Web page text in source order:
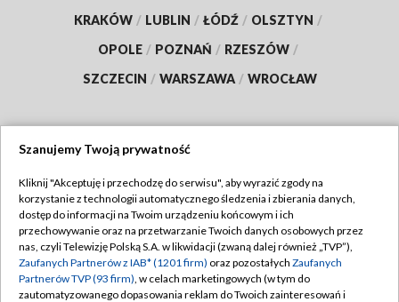
KRAKÓW / LUBLIN / ŁÓDŹ / OLSZTYN /
OPOLE / POZNAŃ / RZESZÓW /
SZCZECIN / WARSZAWA / WROCŁAW
TVP
Abonament TVP
Emisja w TVP
Centrum informacji TVP
Regulamin TVP
Polityka prywatności
Moje zgody
Szanujemy Twoją prywatność
Kliknij "Akceptuję i przechodzę do serwisu", aby wyrazić zgody na
korzystanie z technologii automatycznego śledzenia i zbierania danych,
dostęp do informacji na Twoim urządzeniu końcowym i ich
przechowywanie oraz na przetwarzanie Twoich danych osobowych przez
nas, czyli Telewizję Polską S.A. w likwidacji (zwaną dalej również „TVP”),
Zaufanych Partnerów z IAB* (1201 firm) oraz pozostałych Zaufanych
Partnerów TVP (93 firm), w celach marketingowych (w tym do
zautomatyzowanego dopasowania reklam do Twoich zainteresowań i